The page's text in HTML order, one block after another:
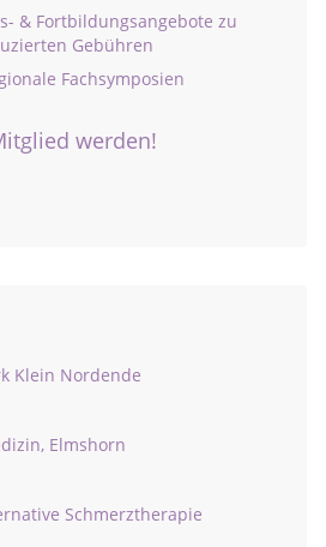
& Fortbildungsangebote zu
Gebühren
Fachsymposien
werden!
Klein Nordende
Elmshorn
Schmerztherapie